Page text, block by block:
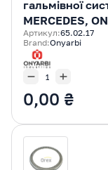
гальмівної
MERCEDES,
Артикул:65.02.17
Brand:Onyarbi
0,00 ₴